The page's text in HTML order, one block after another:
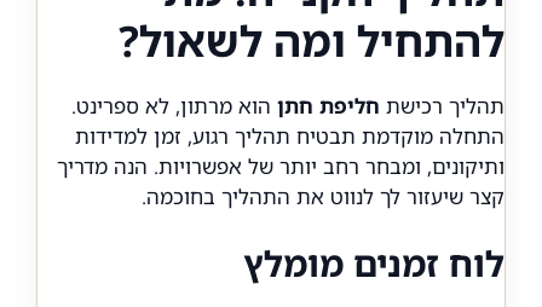
להתחיל ומה לשאול?
תהליך רכישת חליפת חתן הוא מרתון, לא ספרינט.
התחלה מוקדמת תבטיח תהליך רגוע, זמן למדידות
ותיקונים, ומבחר רחב יותר של אפשרויות. הנה מדריך
קצר שיעזור לך לנווט את התהליך בחוכמה.
לוח זמנים מומלץ